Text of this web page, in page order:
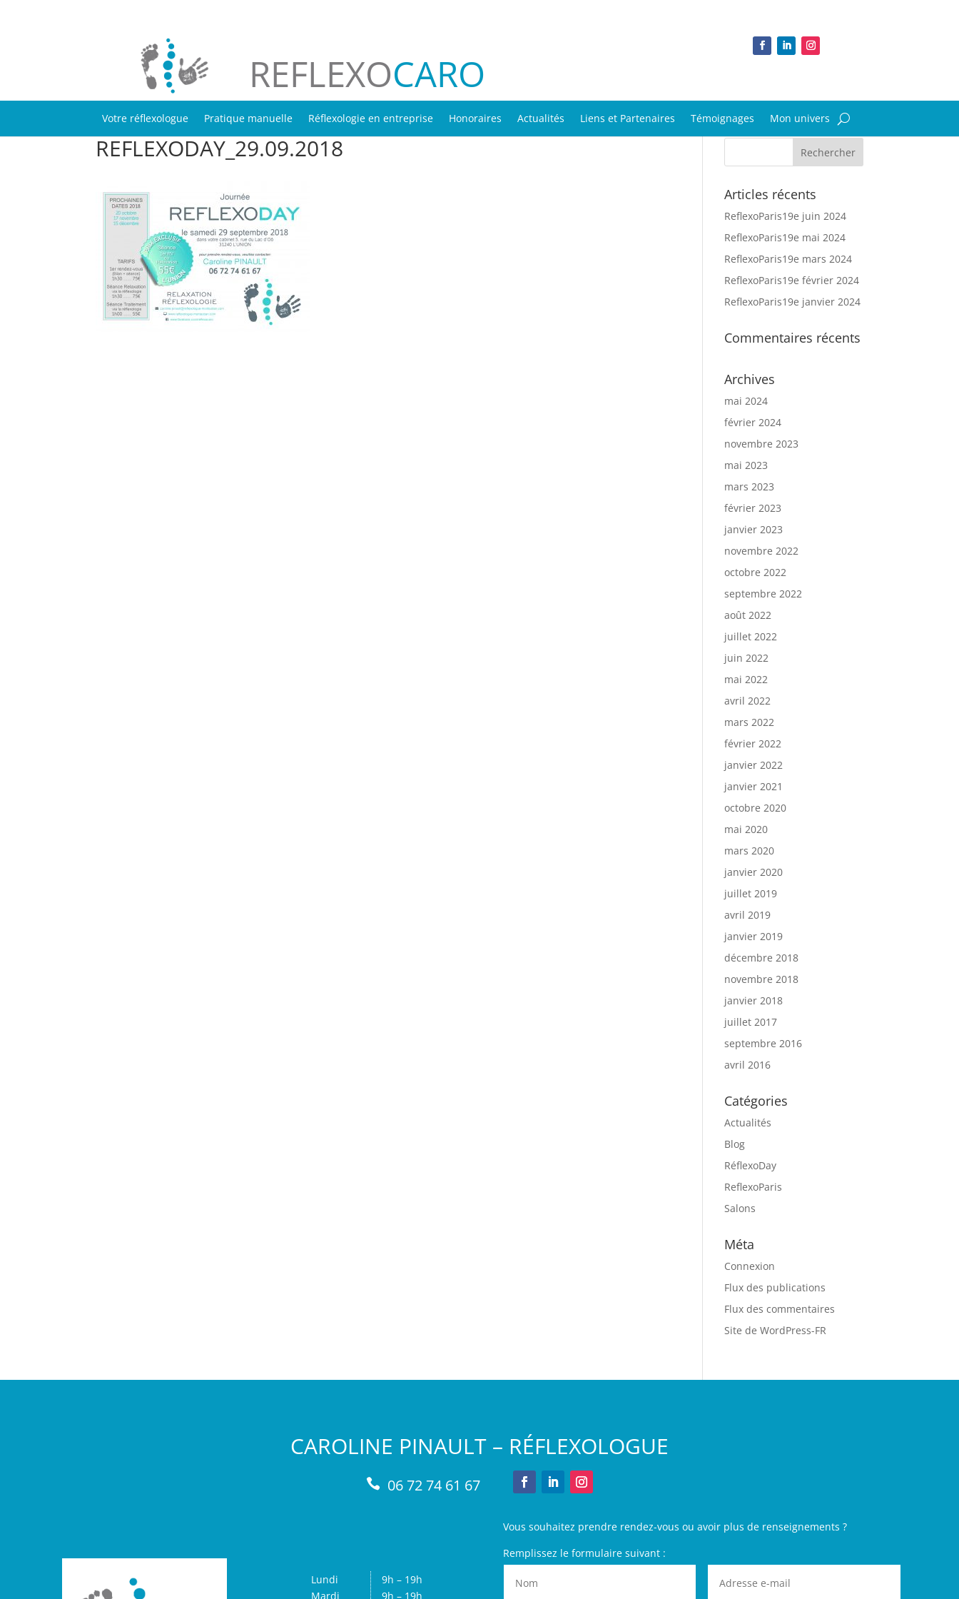
REFLEXOCARO
Votre réflexologue Pratique manuelle Réflexologie en entreprise Honoraires Actualités Liens et Partenaires Témoignages Mon univers
REFLEXODAY_29.09.2018
Articles récents
ReflexoParis19e juin 2024
ReflexoParis19e mai 2024
ReflexoParis19e mars 2024
ReflexoParis19e février 2024
ReflexoParis19e janvier 2024
Commentaires récents
Archives
mai 2024
février 2024
novembre 2023
mai 2023
mars 2023
février 2023
janvier 2023
novembre 2022
octobre 2022
septembre 2022
août 2022
juillet 2022
juin 2022
mai 2022
avril 2022
mars 2022
février 2022
janvier 2022
janvier 2021
octobre 2020
mai 2020
mars 2020
janvier 2020
juillet 2019
avril 2019
janvier 2019
décembre 2018
novembre 2018
janvier 2018
juillet 2017
septembre 2016
avril 2016
Catégories
Actualités
Blog
RéflexoDay
ReflexoParis
Salons
Méta
Connexion
Flux des publications
Flux des commentaires
Site de WordPress-FR
CAROLINE PINAULT – RÉFLEXOLOGUE
 06 72 74 61 67
Lundi
Mardi
9h – 19h
9h – 19h
Vous souhaitez prendre rendez-vous ou avoir plus de renseignements ?
Remplissez le formulaire suivant :